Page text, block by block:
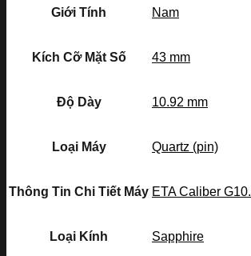
Giới Tính Nam
Kích Cỡ Mặt Số 43 mm
Độ Dày 10.92 mm
Loại Máy Quartz (pin)
Thông Tin Chi Tiết Máy ETA Caliber
Loại Kính Sapphire